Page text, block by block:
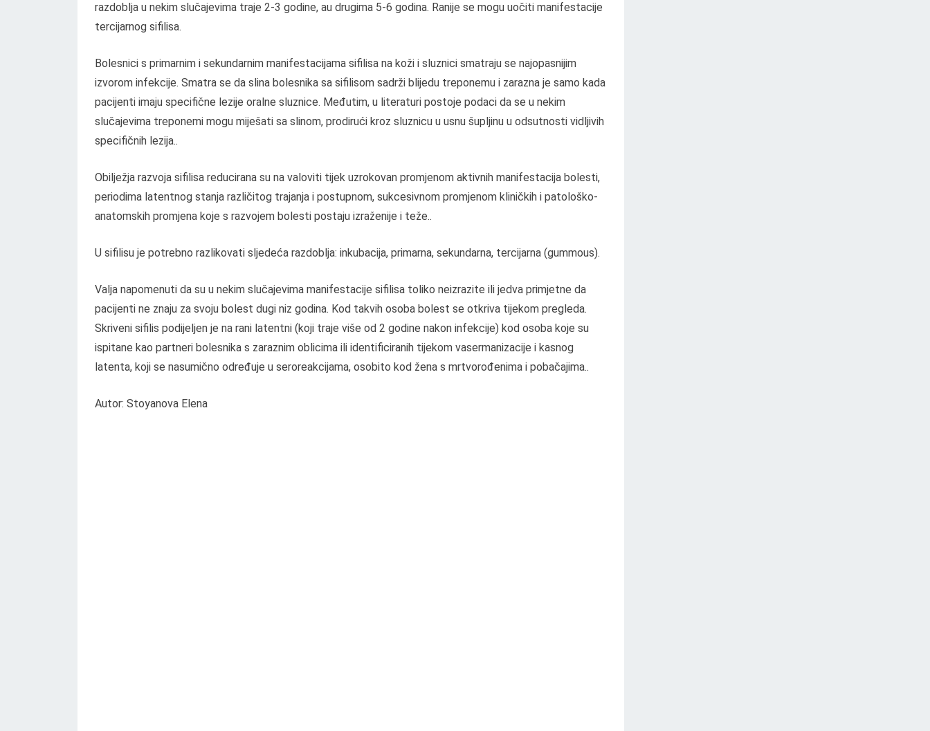
razdoblja u nekim slučajevima traje 2-3 godine, au drugima 5-6 godina. Ranije se mogu uočiti manifestacije
tercijarnog sifilisa.
Bolesnici s primarnim i sekundarnim manifestacijama sifilisa na koži i sluznici smatraju se najopasnijim
izvorom infekcije. Smatra se da slina bolesnika sa sifilisom sadrži blijedu treponemu i zarazna je samo kada
pacijenti imaju specifične lezije oralne sluznice. Međutim, u literaturi postoje podaci da se u nekim
slučajevima treponemi mogu miješati sa slinom, prodirući kroz sluznicu u usnu šupljinu u odsutnosti vidljivih
specifičnih lezija..
Obilježja razvoja sifilisa reducirana su na valoviti tijek uzrokovan promjenom aktivnih manifestacija bolesti,
periodima latentnog stanja različitog trajanja i postupnom, sukcesivnom promjenom kliničkih i patološko-
anatomskih promjena koje s razvojem bolesti postaju izraženije i teže..
U sifilisu je potrebno razlikovati sljedeća razdoblja: inkubacija, primarna, sekundarna, tercijarna (gummous).
Valja napomenuti da su u nekim slučajevima manifestacije sifilisa toliko neizrazite ili jedva primjetne da
pacijenti ne znaju za svoju bolest dugi niz godina. Kod takvih osoba bolest se otkriva tijekom pregleda.
Skriveni sifilis podijeljen je na rani latentni (koji traje više od 2 godine nakon infekcije) kod osoba koje su
ispitane kao partneri bolesnika s zaraznim oblicima ili identificiranih tijekom vasermanizacije i kasnog
latenta, koji se nasumično određuje u seroreakcijama, osobito kod žena s mrtvorođenima i pobačajima..
Autor: Stoyanova Elena